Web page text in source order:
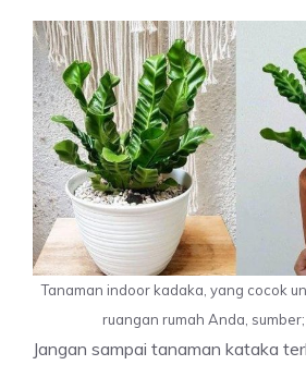
Tanaman indoor kadaka, yang cocok
ruangan rumah Anda,
Jangan sampai tanaman kataka